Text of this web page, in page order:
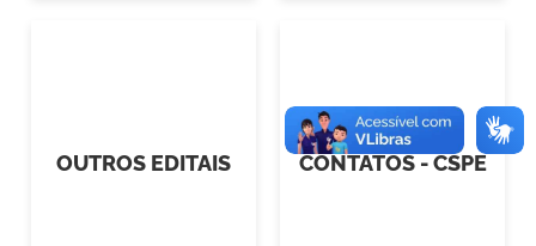
OUTROS EDITAIS CONTATOS - CSPE